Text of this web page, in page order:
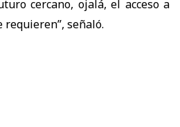
cercano, ojalá, el acceso a
señaló.